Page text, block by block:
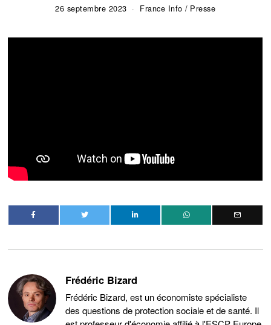
26 septembre 2023 France Info / Presse
Frédéric Bizard
Frédéric Bizard, est un économiste spécialiste
des questions de protection sociale et de santé. Il